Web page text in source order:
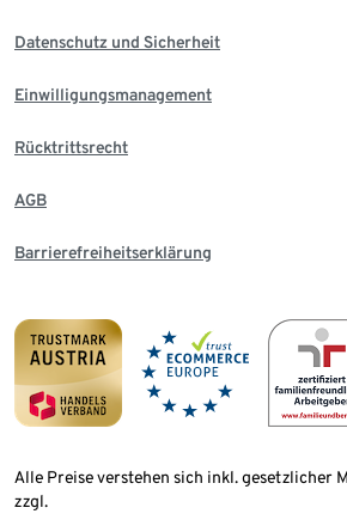
Datenschutz und Sicherheit
Einwilligungsmanagement
Rücktrittsrecht
AGB
Barrierefreiheitserklärung
Alle Preise verstehen sich inkl. gesetzlicher
zzgl.